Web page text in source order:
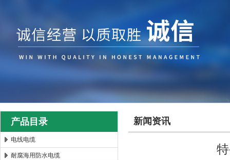
产品目录
电线电缆
耐腐海用防水电缆
新闻资讯